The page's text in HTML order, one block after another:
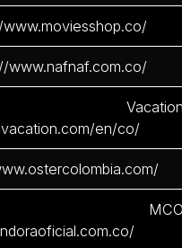
www.nafnaf.com.co/
en/co/